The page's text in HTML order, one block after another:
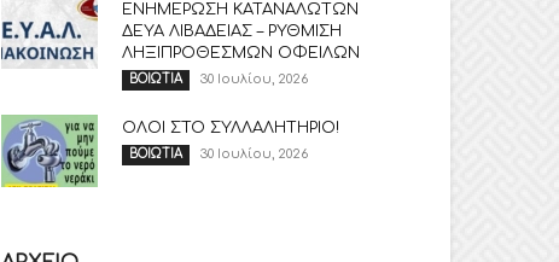
ΕΝΗΜΕΡΩΣΗ ΚΑΤΑΝΑΛΩΤΩΝ
ΔΕΥΑ ΛΙΒΑΔΕΙΑΣ – ΡΥΘΜΙΣΗ
ΛΗΞΙΠΡΟΘΕΣΜΩΝ ΟΦΕΙΛΩΝ
ΒΟΙΩΤΙΑ 30 Ιουλίου, 2026
ΟΛΟΙ ΣΤΟ ΣΥΛΛΑΛΗΤΗΡΙΟ!
ΒΟΙΩΤΙΑ 30 Ιουλίου, 2026